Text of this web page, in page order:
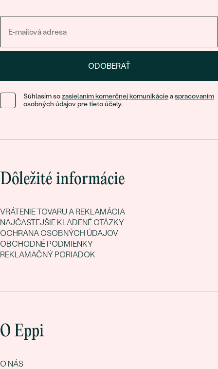
ODOBERAŤ
Súhlasím sozasielaním komerčnej komunikácieaspracovaním
osobných údajov pre tieto účely.
Dôležité informácie
VRÁTENIE TOVARU A REKLAMÁCIA
NAJČASTEJŠIE KLADENÉ OTÁZKY
OCHRANA OSOBNÝCH ÚDAJOV
OBCHODNÉ PODMIENKY
REKLAMAČNÝ PORIADOK
O Eppi
O NÁS